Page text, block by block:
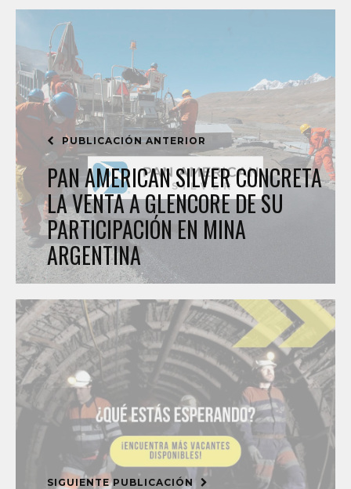
PUBLICACIÓN ANTERIOR
PAN AMERICAN SILVER CONCRETA
LA VENTA A GLENCORE DE SU
PARTICIPACIÓN EN MINA
ARGENTINA
SIGUIENTE PUBLICACIÓN